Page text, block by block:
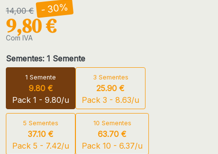
14,00 € - 30%
9,80 €
Com IVA
Sementes: 1 Semente
1 Semente
9.80 €
Pack 1 - 9.80/u
3 Sementes
25.90 €
Pack 3 - 8.63/u
5 Sementes
37.10 €
Pack 5 - 7.42/u
10 Sementes
63.70 €
Pack 10 - 6.37/u